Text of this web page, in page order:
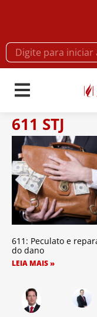
611 STJ
611: Peculato e
do dano
LEIA MAIS »